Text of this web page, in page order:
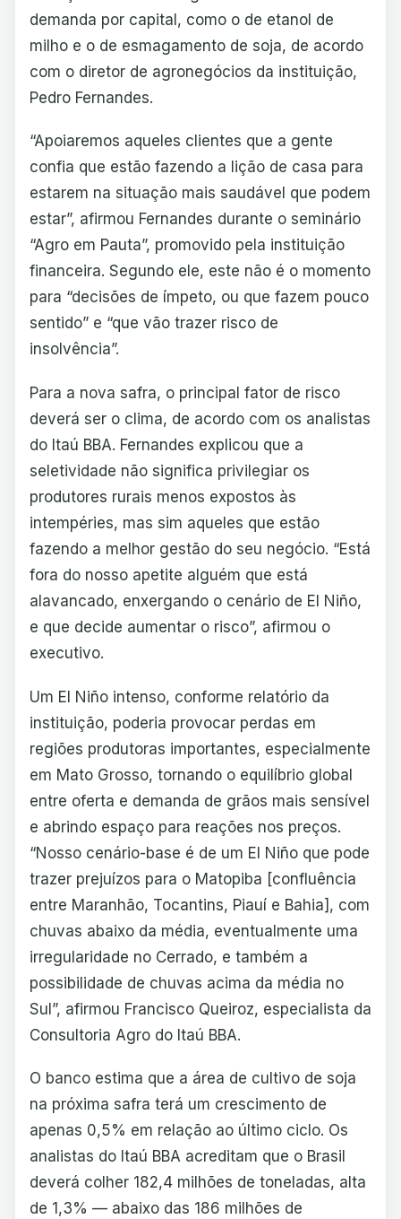
demanda por capital, como o de etanol de
milho e o de esmagamento de soja, de acordo
com o diretor de agronegócios da instituição,
Pedro Fernandes.
“Apoiaremos aqueles clientes que a gente
confia que estão fazendo a lição de casa para
estarem na situação mais saudável que podem
estar”, afirmou Fernandes durante o seminário
“Agro em Pauta”, promovido pela instituição
financeira. Segundo ele, este não é o momento
para “decisões de ímpeto, ou que fazem pouco
sentido” e “que vão trazer risco de
insolvência”.
Para a nova safra, o principal fator de risco
deverá ser o clima, de acordo com os analistas
do Itaú BBA. Fernandes explicou que a
seletividade não significa privilegiar os
produtores rurais menos expostos às
intempéries, mas sim aqueles que estão
fazendo a melhor gestão do seu negócio. “Está
fora do nosso apetite alguém que está
alavancado, enxergando o cenário de El Niño,
e que decide aumentar o risco”, afirmou o
executivo.
Um El Niño intenso, conforme relatório da
instituição, poderia provocar perdas em
regiões produtoras importantes, especialmente
em Mato Grosso, tornando o equilíbrio global
entre oferta e demanda de grãos mais sensível
e abrindo espaço para reações nos preços.
“Nosso cenário-base é de um El Niño que pode
trazer prejuízos para o Matopiba [confluência
entre Maranhão, Tocantins, Piauí e Bahia], com
chuvas abaixo da média, eventualmente uma
irregularidade no Cerrado, e também a
possibilidade de chuvas acima da média no
Sul”, afirmou Francisco Queiroz, especialista da
Consultoria Agro do Itaú BBA.
O banco estima que a área de cultivo de soja
na próxima safra terá um crescimento de
apenas 0,5% em relação ao último ciclo. Os
analistas do Itaú BBA acreditam que o Brasil
deverá colher 182,4 milhões de toneladas, alta
de 1,3% — abaixo das 186 milhões de